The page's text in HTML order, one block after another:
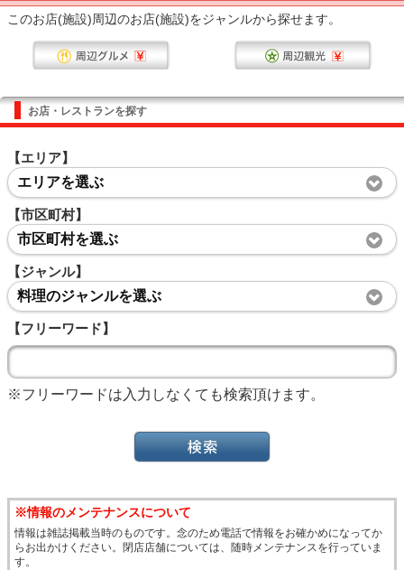
このお店(施設)周辺のお店(施設)をジャンルから探せます。
お店・レストランを探す
【エリア】
エリアを選ぶ
【市区町村】
市区町村を選ぶ
【ジャンル】
料理のジャンルを選ぶ
【フリーワード】
※フリーワードは入力しなくても検索頂けます。
※情報のメンテナンスについて
情報は雑誌掲載当時のものです。念のため電話で情報をお確かめになってか
らお出かけください。閉店店舗については、随時メンテナンスを行っていま
す。